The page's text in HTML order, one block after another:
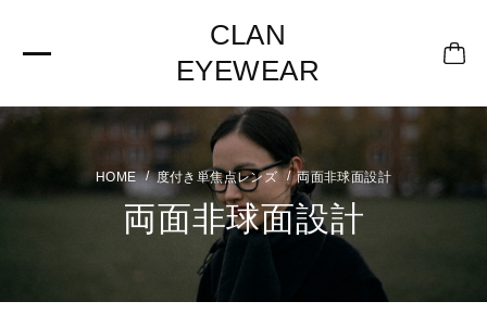
CLAN
EYEWEAR
度付き単焦点レンズ 両面非球面設計
両面非球面設計